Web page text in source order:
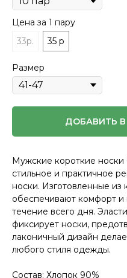
Цена за 1 пару
33р.
35 р
Размер
ДОБАВИТЬ
Мужские короткие
стильное и практичное
носки. Изготовленные из
обеспечивают комфорт и
течение всего дня.
фиксирует носки,
лаконичный дизайн
любого стиля одежды.
Состав: Хлопок 90%